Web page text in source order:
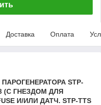
Доставка Оплата
ПАРОГЕНЕРАТОРА STP-
3 (С ГНЕЗДОМ ДЛЯ
И/ИЛИ ДАТЧ. STP-TTS